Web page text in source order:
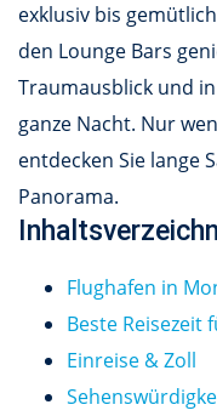
exklusiv bis
den Lounge Bars
Traumausblick und
ganze Nacht. Nur
entdecken Sie lange
Panorama.
Flughafen in
Beste Reisezeit
Einreise & Zoll